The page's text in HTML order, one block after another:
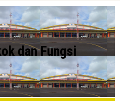
dan Fungsi